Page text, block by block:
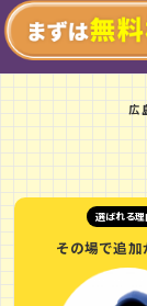
広
選ばれる
その場で追